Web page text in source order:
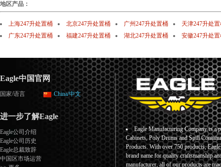
地区产品：
上海247升处置桶 北京247升处置桶 广州247升处置桶
天津247升处
广东247升处置桶
福建247升处置桶 湖北247升处置桶 安徽247升处
Eagle中国官网
国家/语言 China/中文
进一步了解Eagle
Eagle公司介绍
Eagle公司历史
Eagle总裁致辞
中国区市场运营
Eagle Manufacturing Company is a
Cabinets, Poly Drums and Spill
Products. With over 750 products,
brand name for quality craftsmanship
manufacturer, all of our products are